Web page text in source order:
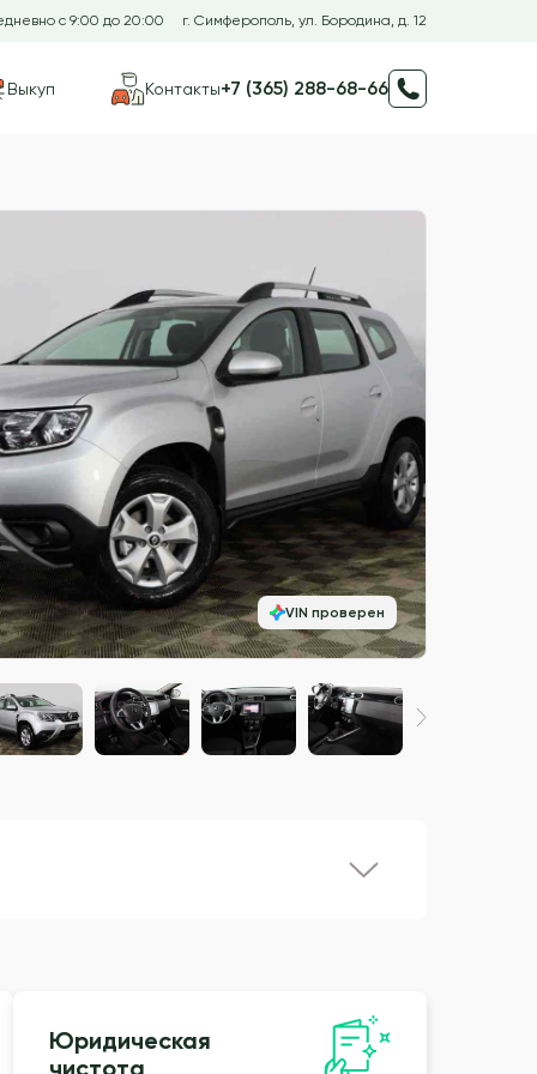
с 9:00 до 20:00 г. Симферополь, ул. Бородина, д. 12
Выкуп Контакты+7 (365) 288-68-66
VIN проверен
Юридическая
чистота